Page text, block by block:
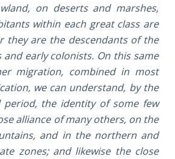
on deserts and marshes,
within each great class are
they are the descendants of the
early colonists. On this same
migration, combined in most
we can understand, by the
period, the identity of some few
alliance of many others, on the
and in the northern and
zones; and likewise the close